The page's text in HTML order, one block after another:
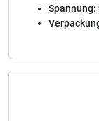
Spannung: